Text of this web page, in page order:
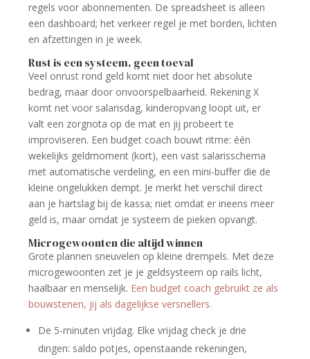
regels voor abonnementen. De spreadsheet is alleen
een dashboard; het verkeer regel je met borden, lichten
en afzettingen in je week.
Rust is een systeem, geen toeval
Veel onrust rond geld komt niet door het absolute
bedrag, maar door onvoorspelbaarheid. Rekening X
komt net voor salarisdag, kinderopvang loopt uit, er
valt een zorgnota op de mat en jij probeert te
improviseren. Een budget coach bouwt ritme: één
wekelijks geldmoment (kort), een vast salarisschema
met automatische verdeling, en een mini-buffer die de
kleine ongelukken dempt. Je merkt het verschil direct
aan je hartslag bij de kassa; niet omdat er ineens meer
geld is, maar omdat je systeem de pieken opvangt.
Microgewoonten die altijd winnen
Grote plannen sneuvelen op kleine drempels. Met deze
microgewoonten zet je je geldsysteem op rails licht,
haalbaar en menselijk. Een budget coach gebruikt ze als
bouwstenen, jij als dagelijkse versnellers.
De 5-minuten vrijdag. Elke vrijdag check je drie
dingen: saldo potjes, openstaande rekeningen,